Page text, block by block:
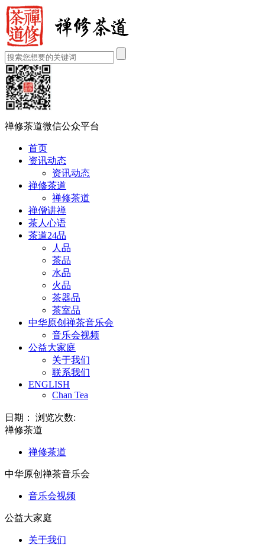
禅修茶道微信公众平台
首页
资讯动态
资讯动态
禅修茶道
禅修茶道
禅僧讲禅
茶人心语
茶道24品
人品
茶品
水品
火品
茶器品
茶室品
中华原创禅茶音乐会
音乐会视频
公益大家庭
关于我们
联系我们
ENGLISH
Chan Tea
日期： 浏览次数:
禅修茶道
禅修茶道
中华原创禅茶音乐会
音乐会视频
公益大家庭
关于我们